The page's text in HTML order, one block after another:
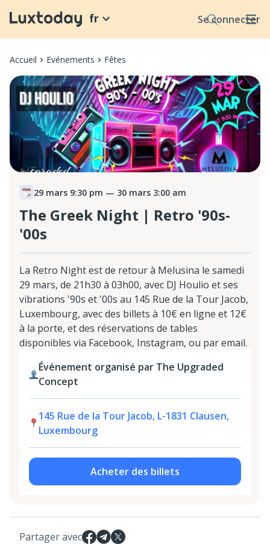
Se connecter
fr
Accueil Evénements Fêtes
29 mars 9:30 pm — 30 mars 3:00 am
The Greek Night | Retro '90s-
'00s
La Retro Night est de retour à Melusina le samedi
29 mars, de 21h30 à 03h00, avec DJ Houlio et ses
vibrations '90s et '00s au 145 Rue de la Tour Jacob,
Luxembourg, avec des billets à 10€ en ligne et 12€
à la porte, et des réservations de tables
disponibles via Facebook, Instagram, ou par email.
Événement organisé par The Upgraded
Concept
145 Rue de la Tour Jacob, L-1831 Clausen,
Luxembourg
Acheter des billets
Partager avec